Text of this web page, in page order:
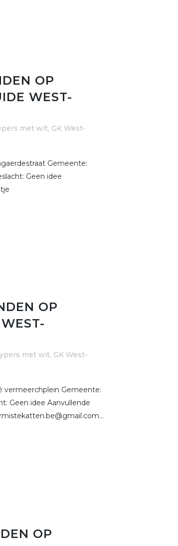
OP
WEST-
met wit, GK West-
Gemeente:
Geen idee
OP
met wit, GK West-
vermeerchplein Gemeente:
Geen idee Aanvullende
OP